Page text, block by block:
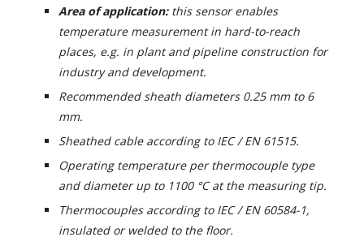
Area of application:this sensor enables
temperature measurement in hard-to-reach
places, e.g. in plant and pipeline construction for
industry and development.
Recommended sheath diameters 0.25 mm to 6
mm.
Sheathed cable according to IEC / EN 61515.
Operating temperature per thermocouple type
and diameter up to 1100 °C at the measuring tip.
Thermocouples according to IEC / EN 60584-1,
insulated or welded to the floor.